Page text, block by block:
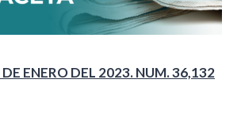
ENERO DEL 2023. NUM. 36,132